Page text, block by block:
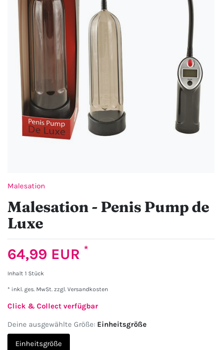
Malesation
Malesation - Penis Pump de
Luxe
64,99 EUR *
Inhalt 1 Stück
* inkl. ges. MwSt. zzgl. Versandkosten
Click & Collect verfügbar
Deine ausgewählte Größe: Einheitsgröße
Einheitsgröße